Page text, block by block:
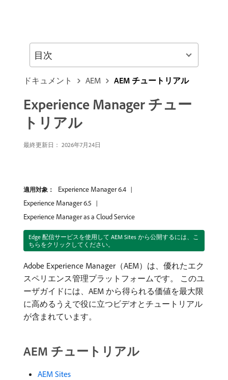
ドキュメント AEM AEM チュートリアル
Experience Manager チュー
トリアル
最終更新日： 2026年7月24日
適用対象：
Experience Manager 6.4
Experience Manager 6.5
Experience Manager as a Cloud Service
Edge 配信サービスを使用して AEM Sites から公開するには、こ
ちらをクリックしてください。
Adobe Experience Manager（AEM）は、優れたエク
スペリエンス管理プラットフォームです。 このユ
ーザガイドには、AEM から得られる価値を最大限
に高めるうえで役に立つビデオとチュートリアル
が含まれています。
AEM チュートリアル
AEM Sites
目次